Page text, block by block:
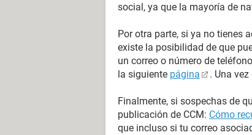
social, ya que la mayoría de
Por otra parte, si ya no tienes
existe la posibilidad de que
un correo o número de
la siguiente página . Una
Finalmente, si sospechas de
publicación de CCM: Cómo
que incluso si tu correo